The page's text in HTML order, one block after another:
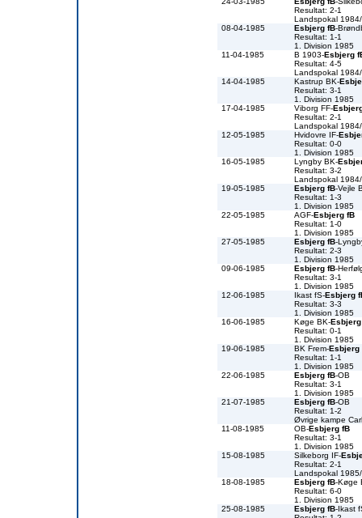
Resultat: 2-1
Landspokal
08-04-1985
Esbjerg fB-
Resultat: 1-1
1. Division 1985
11-04-1985
B 1903-Esbjerg
Resultat: 4-5
Landspokal
14-04-1985
Kastrup BK-
Resultat: 3-1
1. Division 1985
17-04-1985
Viborg FF-
Resultat: 2-1
Landspokal
12-05-1985
Hvidovre IF-
Resultat: 0-0
1. Division 1985
16-05-1985
Lyngby BK-
Resultat: 3-2
Landspokal
19-05-1985
Esbjerg fB-Vejle
Resultat: 1-3
1. Division 1985
22-05-1985
AGF-Esbjerg fB
Resultat: 1-0
1. Division 1985
27-05-1985
Esbjerg fB-
Resultat: 2-3
1. Division 1985
09-06-1985
Esbjerg fB-
Resultat: 3-1
1. Division 1985
12-06-1985
Ikast fS-Esbjerg
Resultat: 3-3
1. Division 1985
16-06-1985
Køge BK-
Resultat: 0-1
1. Division 1985
19-06-1985
BK Frem-Esbjerg
Resultat: 1-1
1. Division 1985
22-06-1985
Esbjerg fB-OB
Resultat: 3-1
1. Division 1985
21-07-1985
Esbjerg fB-OB
Resultat: 1-2
Øvrige kampe
11-08-1985
OB-Esbjerg fB
Resultat: 3-1
1. Division 1985
15-08-1985
Silkeborg IF-
Resultat: 2-1
Landspokal
18-08-1985
Esbjerg fB-Køge
Resultat: 6-0
1. Division 1985
25-08-1985
Esbjerg fB-Ikast